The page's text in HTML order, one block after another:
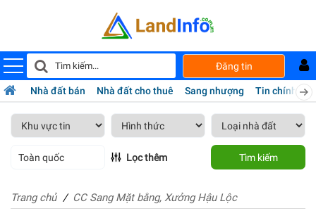
Đăng tin
Nhà đất bán Nhà đất cho thuê Sang nhượng Tin chính chủ
Toàn quốc Lọc thêm Tìm kiếm
Trang chủ CC Sang Mặt bằng, Xưởng Hậu Lộc